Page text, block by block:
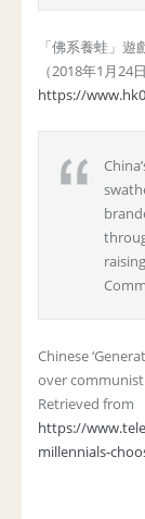
「佛系養蛙」
（2018年1月24日
https://
Chinese
over communist
Retrieved from
https://
millennials-